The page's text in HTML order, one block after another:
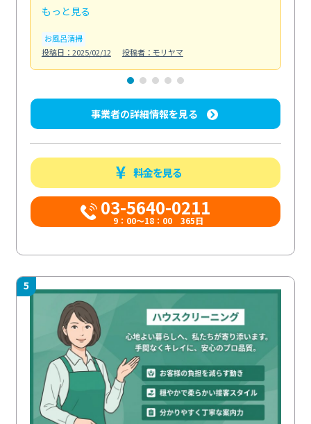
もっと見る
お風呂清掃
投稿日：2025/02/12
投稿者：モリヤマ
事業者の詳細情報を見る
料金を見る
03-5640-0211
9：00～18：00 365日
5